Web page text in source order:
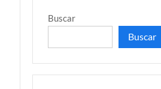
Buscar
Buscar